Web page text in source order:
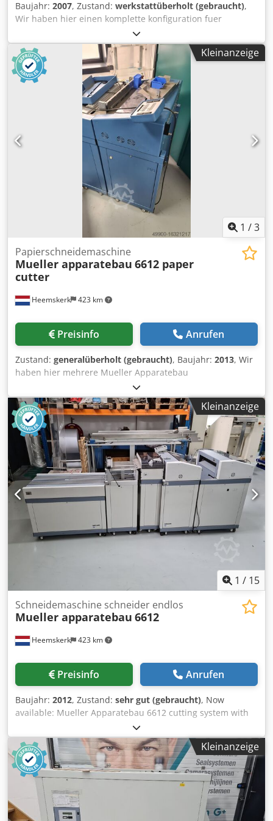
Baujahr: 2007, Zustand: werkstattüberholt (gebraucht),
Wir haben hier einen komplette konfiguration fuer
abwicklen, schneiden, mergen, falzen von A4 dokumenten.
6802 - Abwickler 6948 - Reading module - s/n 54977 6612 -
CF Cutter - s/n 59028 6950 - Merger - s/n 61778
Djdpsinifhofx Anmeck 6895 - Sammelfach- s/n 58225 6626 -
Falzmodule up-up - s/n 58903 6822 - Falzmodule STOPP
function s/n 58617 6896 - Ubergabe - s/n 55747 6815 -
Ubergabe STOPP function - s/n 55728 Wir haben hier noch
mehr Mueller Apparatebau modulen und systemen
verfuegbar. Gib uns bescheid was Ihre Vorgaben und
Wunschen sind.
Kleinanzeige
1 /3
Heemskerk 423 km
Papierschneidemaschine
Mueller apparatebau 6612 paper
cutter
Preisinfo Anrufen
Zustand: generalüberholt (gebraucht), Baujahr: 2013, Wir
haben hier mehrere Mueller Apparatebau
Schneidemaschinen verfuegbar. Papier schneidemaschine
fuer pinfeed. Allen bieten wir an nach komplette wartung.
Meisten sind model 6612 aber wir haben hier auch den
6615. Dsdpfx Ajtwc Abonmock Dazu gibt es auch noch
andere modulen sowie abwickler, sammelfachen,
falzmodulen etc etc! Gib und bescheid und wir haben fuer
Ihnen den richtige loesung!
Kleinanzeige
1 / 15
Heemskerk 423 km
Schneidemaschine schneider endlos
Mueller apparatebau 6612
Preisinfo Anrufen
Baujahr: 2012, Zustand: sehr gut (gebraucht), Now
available: Mueller Apparatebau 6612 cutting system with
complete pile stacking line Djdohx Rkcjpfx Anmsck This
machine is equipped wih following for processing
continues feed, cutting and stacking - unwinder - Mueller
apparatebau merger - Mueller apparatebau cutting system
- Mueller apparatebau automatic collating table - Mueller
apparatebau output belt Now available for a very good
Kleinanzeige